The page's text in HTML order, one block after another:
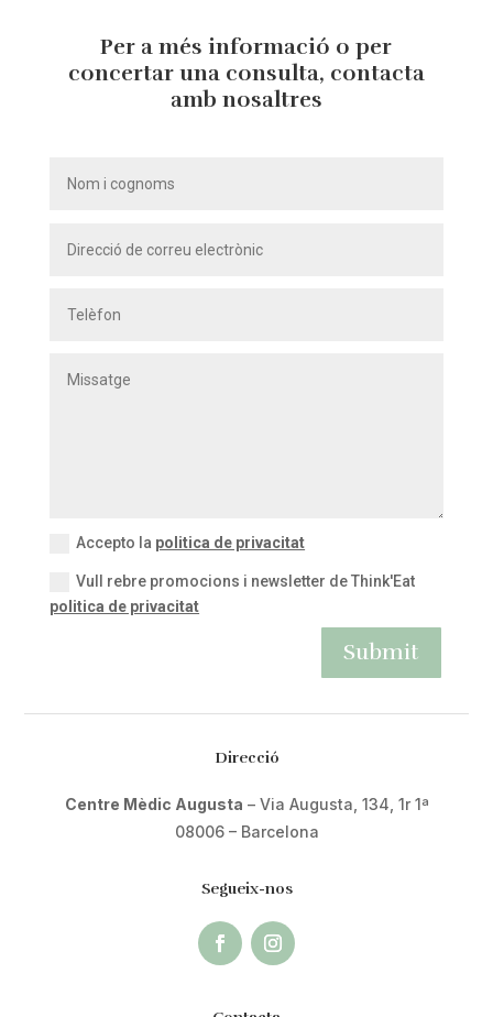
Per a més informació o per
concertar una consulta, contacta
amb nosaltres
Accepto la politica de privacitat
Vull rebre promocions i newsletter de Think'Eat
politica de privacitat
Submit
Direcció
Centre Mèdic Augusta – Via Augusta, 134, 1r 1ª
08006 – Barcelona
Segueix-nos